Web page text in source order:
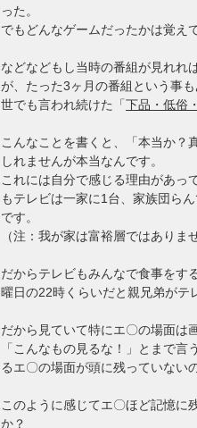
った。
でもどんなゲームだったかは覚え
などなどもし当時の番組が見れれ
が、たった3ヶ月の番組という事
世でも言われ続けた「下品・低俗
こんなことを書くと、「本当か？
しれませんが本当なんです。
これには自分で感じる理由があっ
もテレビは一家に1台、家族団ら
です。
（注：我が家は富裕層ではありま
だからテレビもみんなで食事をす
曜日の22時くらいだと親兄弟がテ
だから見ていて特にエ〇の場面は
「こんなもの見るな！」とまで
るエ〇の場面が頭に残っていない
このように感じてエ〇ほど記憶に
か？